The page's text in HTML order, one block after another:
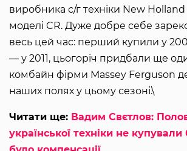
виробника с/г техніки New
моделі CR. Дуже добре себе
весь цей час: перший купили у
— у 2011, цьогоріч придбали ще
комбайн фірми Massey Ferguson
наших полях у цьому сезоні.\
Читати ще: Вадим Свєтлов:
української техніки не